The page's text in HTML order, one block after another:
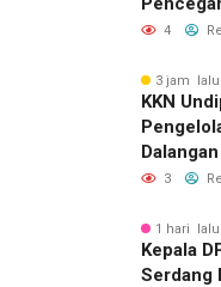
4
3 jam lalu
KKN
Pikir
3
1 hari lalu
Kepala
Serdang